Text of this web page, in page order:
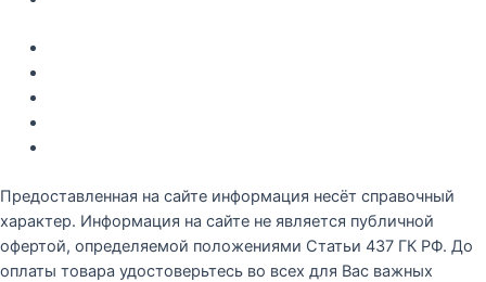
Предоставленная на сайте информация несёт справочный
характер. Информация на сайте не является публичной
офертой, определяемой положениями Статьи 437 ГК РФ. До
оплаты товара удостоверьтесь во всех для Вас важных